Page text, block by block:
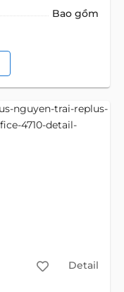
Bao gồm
Detail